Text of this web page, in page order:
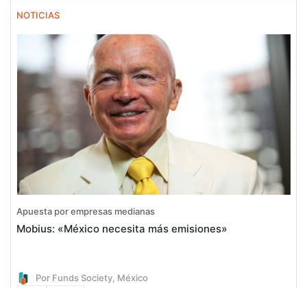
NOTICIAS
Apuesta por empresas medianas
Mobius: «México necesita más emisiones»
Por Funds Society, México